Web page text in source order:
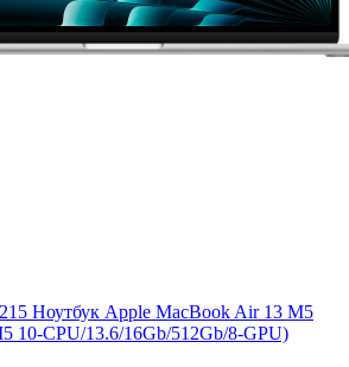
Ноутбук Apple MacBook Air 13 M5
10-CPU/13.6/16Gb/512Gb/8-GPU)